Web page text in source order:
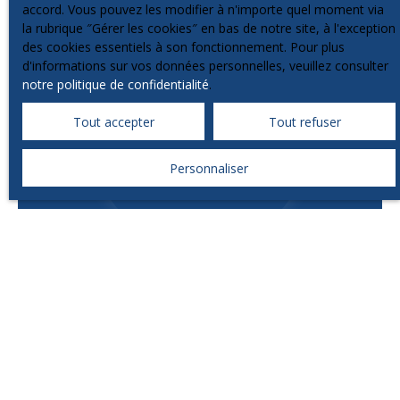
accord. Vous pouvez les modifier à n'importe quel moment via
la rubrique ″Gérer les cookies″ en bas de notre site, à l'exception
des cookies essentiels à son fonctionnement. Pour plus
d'informations sur vos données personnelles, veuillez consulter
notre politique de confidentialité.
Tout accepter Tout refuser
Personnaliser